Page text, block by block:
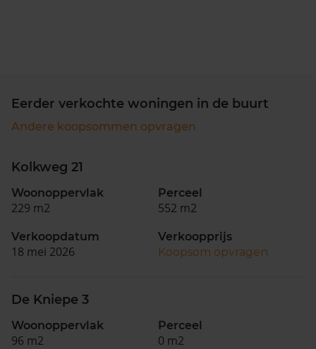
Eerder verkochte woningen in de buurt
Andere koopsommen opvragen
Kolkweg 21
Woonoppervlak
229 m2
Perceel
552 m2
Verkoopdatum
18 mei 2026
Verkoopprijs
Koopsom opvragen
De Kniepe 3
Woonoppervlak
96 m2
Perceel
0 m2